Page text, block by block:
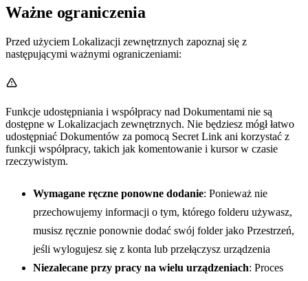
Ważne ograniczenia
Przed użyciem Lokalizacji zewnętrznych zapoznaj się z
następującymi ważnymi ograniczeniami:
Funkcje udostępniania i współpracy nad Dokumentami nie są
dostępne w Lokalizacjach zewnętrznych. Nie będziesz mógł łatwo
udostępniać Dokumentów za pomocą Secret Link ani korzystać z
funkcji współpracy, takich jak komentowanie i kursor w czasie
rzeczywistym.
Wymagane ręczne ponowne dodanie: Ponieważ nie
przechowujemy informacji o tym, którego folderu używasz,
musisz ręcznie ponownie dodać swój folder jako Przestrzeń,
jeśli wylogujesz się z konta lub przełączysz urządzenia
Niezalecane przy pracy na wielu urządzeniach: Proces